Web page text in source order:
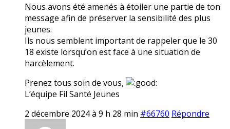
Nous avons été amenés à étoiler une partie de ton
message afin de préserver la sensibilité des plus
jeunes.
Ils nous semblent important de rappeler que le 30
18 existe lorsqu’on est face à une situation de
harcèlement.
Prenez tous soin de vous,
L’équipe Fil Santé Jeunes
2 décembre 2024 à 9 h 28 min #66760 Répondre